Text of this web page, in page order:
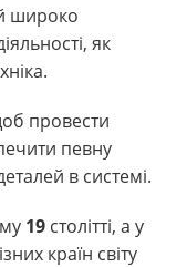
широко
як
провести
певну
в системі.
19 столітті, а у
країн світу